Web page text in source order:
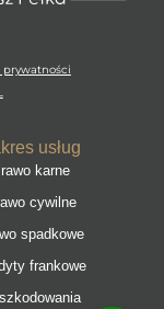
prywatności
usług
karne
cywilne
spadkowe
frankowe